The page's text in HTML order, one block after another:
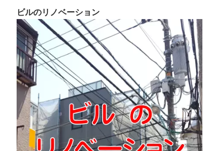
ビルのリノベーション